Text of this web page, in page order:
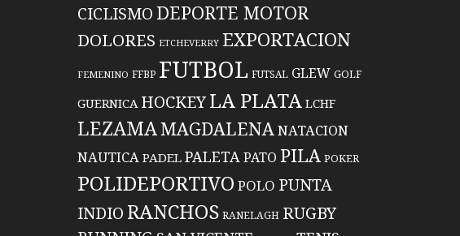
CICLISMO DEPORTE MOTOR
DOLORES ETCHEVERRY EXPORTACION
FEMENINO FFBP FUTBOL FUTSAL GLEW GOLF
GUERNICA HOCKEYLA PLATA LCHF
LEZAMAMAGDALENANATACION
NAUTICA PADEL PALETAPATO PILA POKER
POLIDEPORTIVO POLO PUNTA
INDIO RANCHOS RANELAGH RUGBY